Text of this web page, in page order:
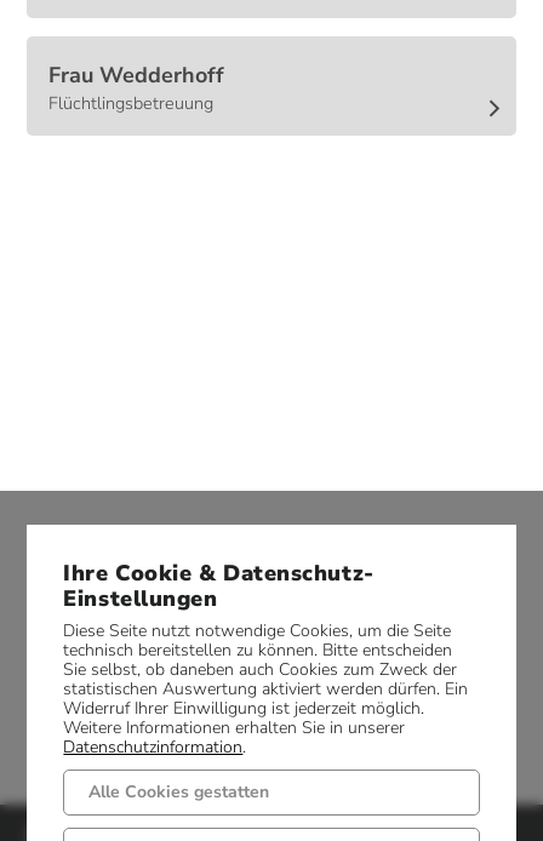
FrauWedderhoff
Flüchtlingsbetreuung
Ihre Cookie & Datenschutz-
Einstellungen
Diese Seite nutzt notwendige Cookies, um die Seite
technisch bereitstellen zu können. Bitte entscheiden
Sie selbst, ob daneben auch Cookies zum Zweck der
statistischen Auswertung aktiviert werden dürfen. Ein
Widerruf Ihrer Einwilligung ist jederzeit möglich.
Weitere Informationen erhalten Sie in unserer
Datenschutzinformation.
Alle Cookies gestatten